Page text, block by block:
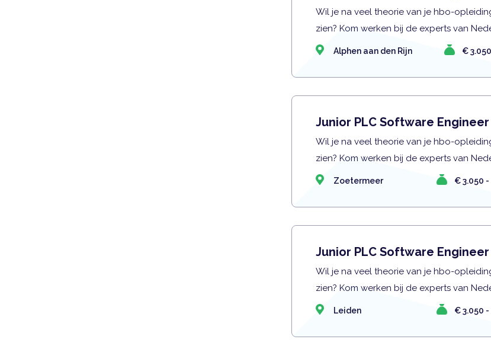
Wil je na veel theorie van je hbo-
zien? Kom werken bij de experts van
Alphen aan den Rijn €
Junior PLC Software
Wil je na veel theorie van je hbo-
zien? Kom werken bij de experts van
Zoetermeer € 3.050 -
Junior PLC Software
Wil je na veel theorie van je hbo-
zien? Kom werken bij de experts van
Leiden € 3.050 -